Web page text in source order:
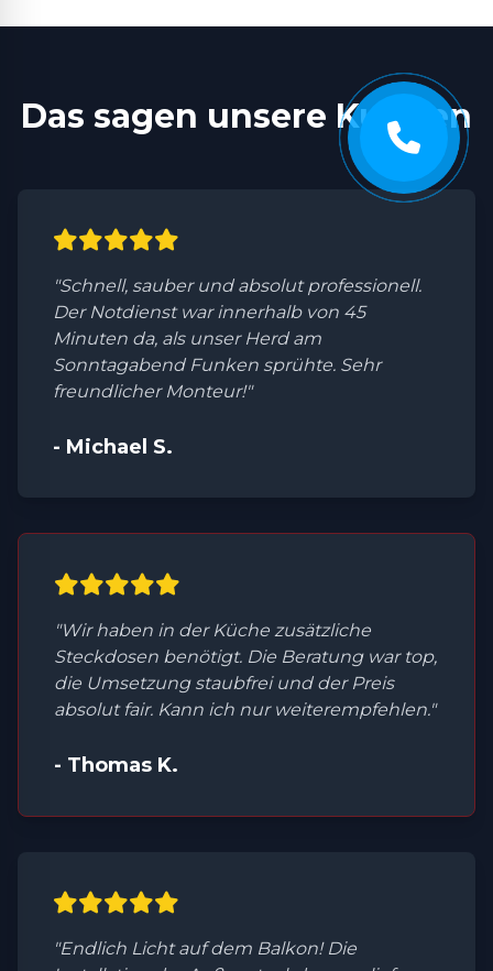
Das sagen unsere Kunden
"Schnell, sauber und absolut professionell.
Der Notdienst war innerhalb von 45
Minuten da, als unser Herd am
Sonntagabend Funken sprühte. Sehr
freundlicher Monteur!"
- Michael S.
"Wir haben in der Küche zusätzliche
Steckdosen benötigt. Die Beratung war top,
die Umsetzung staubfrei und der Preis
absolut fair. Kann ich nur weiterempfehlen."
- Thomas K.
"Endlich Licht auf dem Balkon! Die